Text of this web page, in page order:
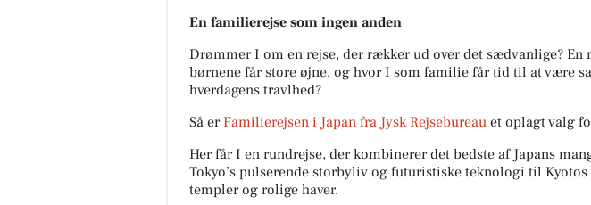
En familierejse som ingen anden
Drømmer I om en rejse, der rækker ud over det sædvanlige? En
børnene får store øjne, og hvor I som familie får tid til at være
hverdagens travlhed?
Så er Familierejsen i Japan fra Jysk Rejsebureau et oplagt valg
Her får I en rundrejse, der kombinerer det bedste af Japans
Tokyo’s pulserende storbyliv og futuristiske teknologi til
templer og rolige haver.